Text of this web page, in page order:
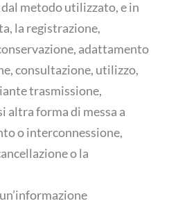
metodo utilizzato, e in
la registrazione,
adattamento
consultazione, utilizzo,
trasmissione,
altra forma di messa a
o interconnessione,
o la